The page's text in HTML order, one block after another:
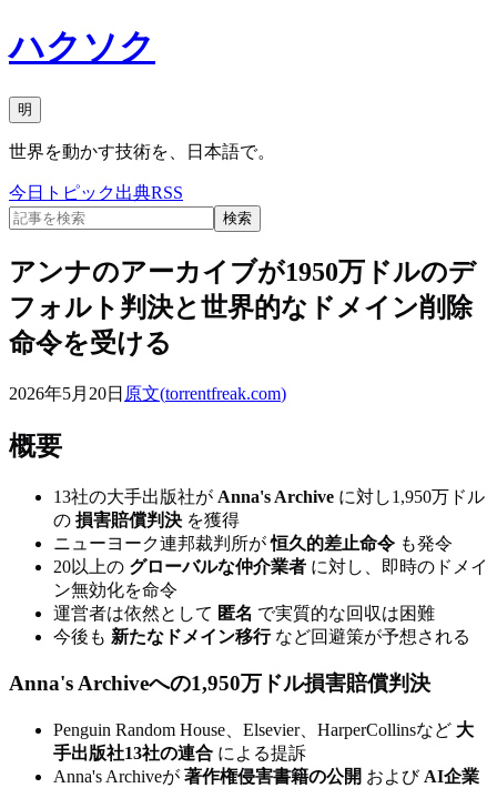
ハクソク
明
世界を動かす技術を、日本語で。
今日 トピック出典RSS
検索
アンナのアーカイブが1950万ドルのデ
フォルト判決と世界的なドメイン削除
命令を受ける
2026年5月20日 原文(torrentfreak.com)
概要
13社の大手出版社が Anna's Archive に対し1,950万ドル
の 損害賠償判決 を獲得
ニューヨーク連邦裁判所が恒久的差止命令 も発令
20以上の グローバルな仲介業者 に対し、即時のドメイ
ン無効化を命令
運営者は依然として 匿名 で実質的な回収は困難
今後も 新たなドメイン移行など回避策が予想される
Anna's Archiveへの1,950万ドル損害賠償判決
Penguin Random House、Elsevier、HarperCollinsなど 大
手出版社13社の連合 による提訴
Anna's Archiveが 著作権侵害書籍の公開 および AI企業